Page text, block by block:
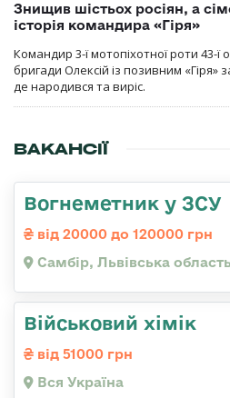
Знищив шістьох росіян, а
історія командира «Гіря»
Командир 3-ї мотопіхотної роти 43-ї
бригади Олексій із позивним
де народився та виріс.
ВАКАНСІЇ
Вогнеметник у ЗСУ
від 20000 до 120000 грн
Самбір, Львівська
Військовий хімік
від 51000 грн
Вся Україна